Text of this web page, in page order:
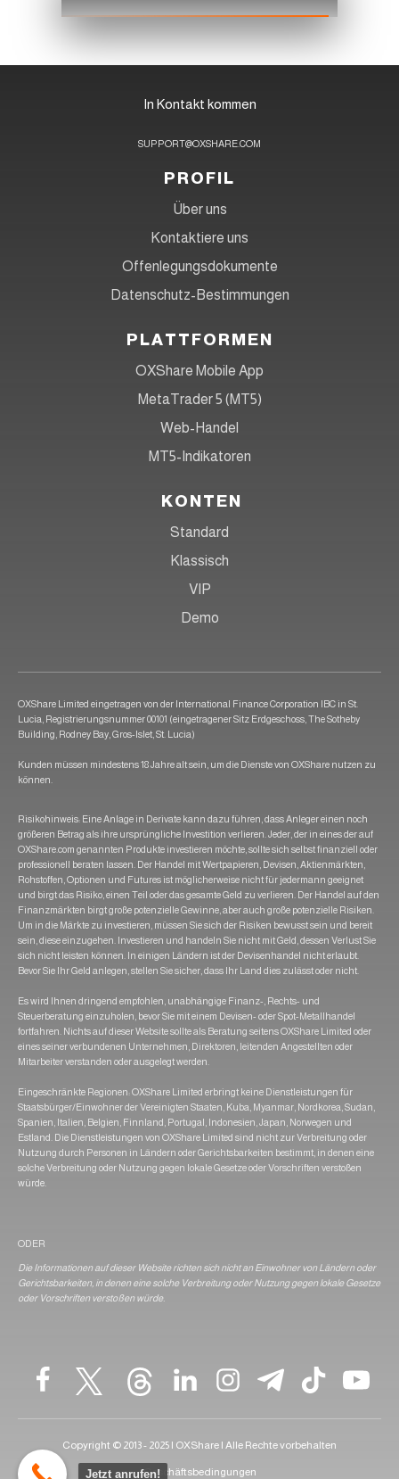
In Kontakt kommen
SUPPORT@OXSHARE.COM
PROFIL
Über uns
Kontaktiere uns
Offenlegungsdokumente
Datenschutz-Bestimmungen
PLATTFORMEN
OXShare Mobile App
MetaTrader 5 (MT5)
Web-Handel
MT5-Indikatoren
KONTEN
Standard
Klassisch
VIP
Demo
OXShare Limited eingetragen von der International Finance Corporation IBC in St.
Lucia, Registrierungsnummer 00101 (eingetragener Sitz Erdgeschoss, The Sotheby
Building, Rodney Bay, Gros-Islet, St. Lucia)
Kunden müssen mindestens 18 Jahre alt sein, um die Dienste von OXShare nutzen zu
können.
Risikohinweis: Eine Anlage in Derivate kann dazu führen, dass Anleger einen noch
größeren Betrag als ihre ursprüngliche Investition verlieren. Jeder, der in eines der auf
OXShare.com genannten Produkte investieren möchte, sollte sich selbst finanziell oder
professionell beraten lassen. Der Handel mit Wertpapieren, Devisen, Aktienmärkten,
Rohstoffen, Optionen und Futures ist möglicherweise nicht für jedermann geeignet
und birgt das Risiko, einen Teil oder das gesamte Geld zu verlieren. Der Handel auf den
Finanzmärkten birgt große potenzielle Gewinne, aber auch große potenzielle Risiken.
Um in die Märkte zu investieren, müssen Sie sich der Risiken bewusst sein und bereit
sein, diese einzugehen. Investieren und handeln Sie nicht mit Geld, dessen Verlust Sie
sich nicht leisten können. In einigen Ländern ist der Devisenhandel nicht erlaubt.
Bevor Sie Ihr Geld anlegen, stellen Sie sicher, dass Ihr Land dies zulässt oder nicht.
Es wird Ihnen dringend empfohlen, unabhängige Finanz-, Rechts- und
Steuerberatung einzuholen, bevor Sie mit einem Devisen- oder Spot-Metallhandel
fortfahren. Nichts auf dieser Website sollte als Beratung seitens OXShare Limited oder
eines seiner verbundenen Unternehmen, Direktoren, leitenden Angestellten oder
Mitarbeiter verstanden oder ausgelegt werden.
Eingeschränkte Regionen: OXShare Limited erbringt keine Dienstleistungen für
Staatsbürger/Einwohner der Vereinigten Staaten, Kuba, Myanmar, Nordkorea, Sudan,
Spanien, Italien, Belgien, Finnland, Portugal, Indonesien, Japan, Norwegen und
Estland. Die Dienstleistungen von OXShare Limited sind nicht zur Verbreitung oder
Nutzung durch Personen in Ländern oder Gerichtsbarkeiten bestimmt, in denen eine
solche Verbreitung oder Nutzung gegen lokale Gesetze oder Vorschriften verstoßen
würde.
ODER
Die Informationen auf dieser Website richten sich nicht an Einwohner von Ländern oder
Gerichtsbarkeiten, in denen eine solche Verbreitung oder Nutzung gegen lokale Gesetze
oder Vorschriften verstoßen würde.
Copyright © 2013 - 2025 | OXShare | Alle Rechte vorbehalten
Geschäftsbedingungen
Jetzt anrufen!